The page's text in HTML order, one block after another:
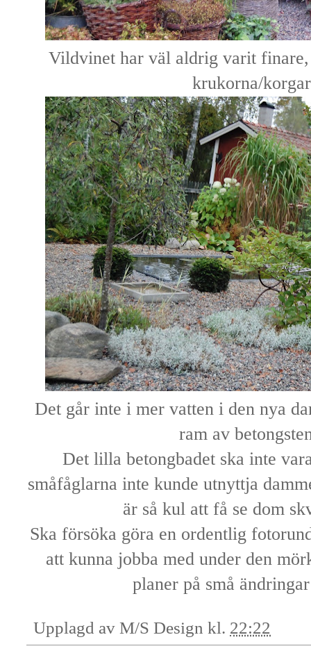
Vildvinet har väl aldrig varit finare,
krukorna/
Det går inte i mer vatten i den nya
ram av
Det lilla betongbadet ska inte
småfåglarna inte kunde utnyttja
är så kul att få se dom
Ska försöka göra en ordentlig
att kunna jobba med under den
planer på små
Upplagd av M/S Design kl. 22:22